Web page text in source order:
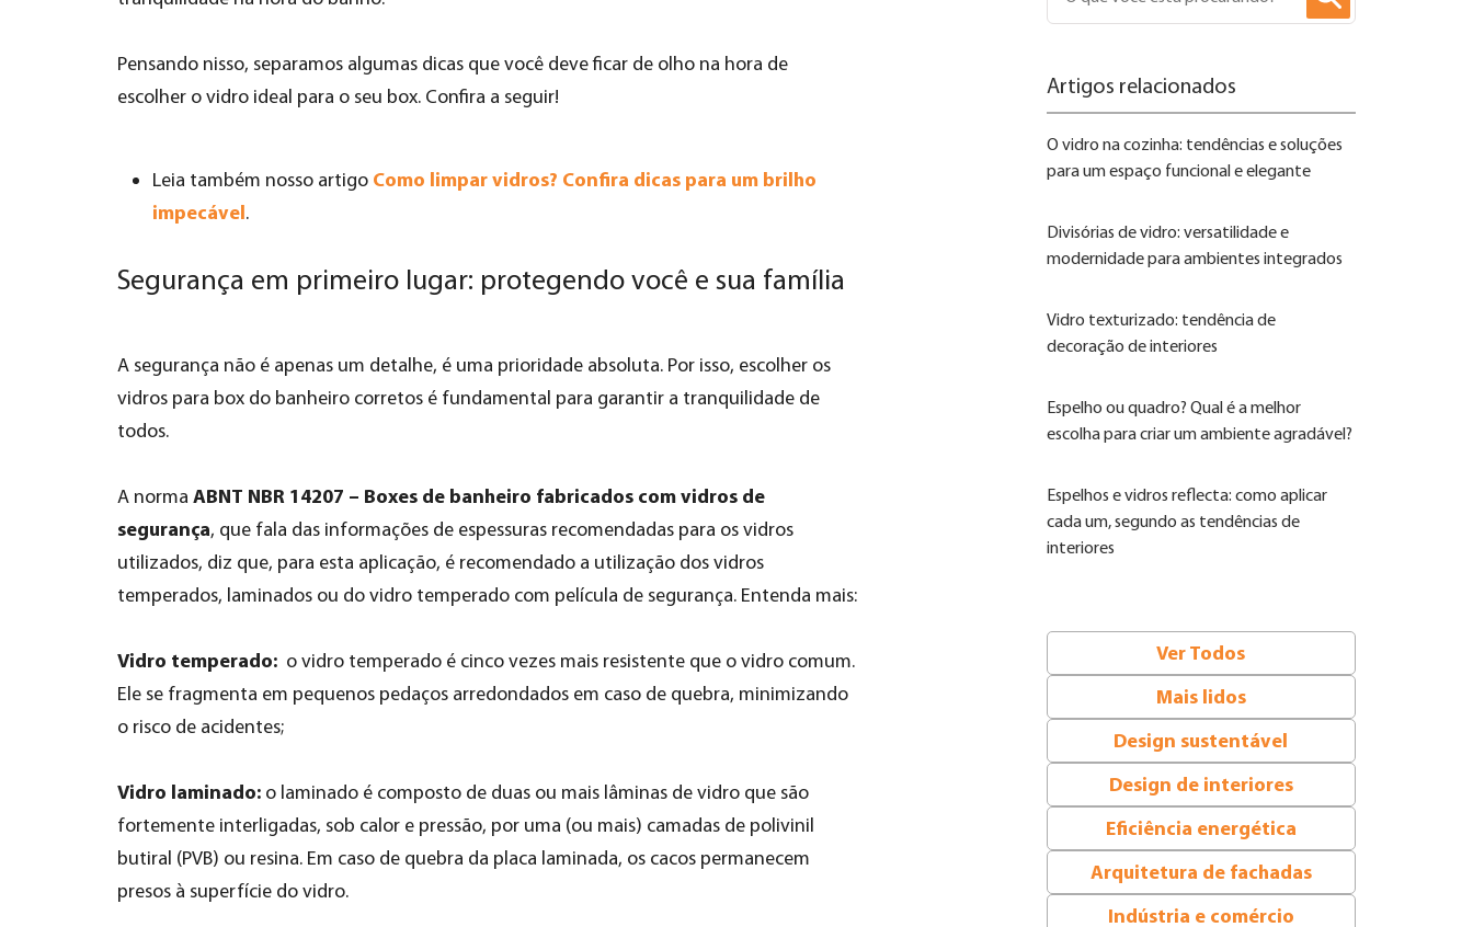
Pensando nisso, separamos algumas dicas que você deve ficar de olho na hora de
escolher o vidro ideal para o seu box. Confira a seguir!
Leia também nosso artigo Como limpar vidros? Confira dicas para um brilho
impecável.
Segurança em primeiro lugar: protegendo você e sua família
A segurança não é apenas um detalhe, é uma prioridade absoluta. Por isso, escolher os
vidros para box do banheiro corretos é fundamental para garantir a tranquilidade de
todos.
A norma ABNT NBR 14207 – Boxes de banheiro fabricados com vidros de
segurança, que fala das informações de espessuras recomendadas para os vidros
utilizados, diz que, para esta aplicação, é recomendado a utilização dos vidros
temperados, laminados ou do vidro temperado com película de segurança. Entenda mais:
Vidro temperado: o vidro temperado é cinco vezes mais resistente que o vidro comum.
Ele se fragmenta em pequenos pedaços arredondados em caso de quebra, minimizando
o risco de acidentes;
Vidro laminado: o laminado é composto de duas ou mais lâminas de vidro que são
fortemente interligadas, sob calor e pressão, por uma (ou mais) camadas de polivinil
butiral (PVB) ou resina. Em caso de quebra da placa laminada, os cacos permanecem
presos à superfície do vidro.
Artigos relacionados
O vidro na cozinha: tendências e soluções
para um espaço funcional e elegante
Divisórias de vidro: versatilidade e
modernidade para ambientes integrados​
Vidro texturizado: tendência de
decoração de interiores
Espelho ou quadro? Qual é a melhor
escolha para criar um ambiente agradável?
Espelhos e vidros reflecta: como aplicar
cada um, segundo as tendências de
interiores
Ver Todos
Mais lidos
Design sustentável
Design de interiores
Eficiência energética
Arquitetura de fachadas
Indústria e comércio